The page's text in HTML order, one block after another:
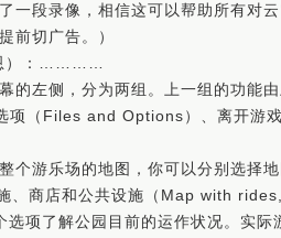
一段录像，相信这可以帮助所有对
前切广告。）
）：…………
的左侧，分为两组。上一组的功能
项（Files and Options）、离开游
个游乐场的地图，你可以分别选择
、商店和公共设施（Map with
项了解公园目前的运作状况。实